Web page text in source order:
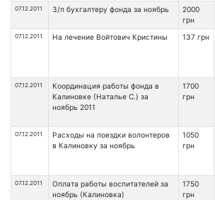
07.12.2011 З/п бухгалтеру фонда за ноябрь
2000
грн
07.12.2011 На лечение Войтович Кристины 137 грн
07.12.2011
Координация работы фонда в
Калиновке (Наталье С.) за
ноябрь 2011
1700
грн
07.12.2011
Расходы на поездки волонтеров
в Калиновку за ноябрь
1050
грн
07.12.2011
Оплата работы воспитателей за
ноябрь (Калиновка)
1750
грн